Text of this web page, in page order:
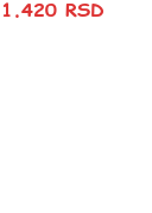
1.420 RSD